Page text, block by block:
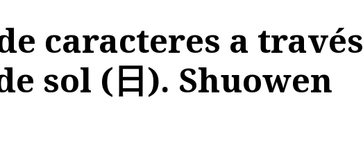
caracteres a través
sol (日). Shuowen